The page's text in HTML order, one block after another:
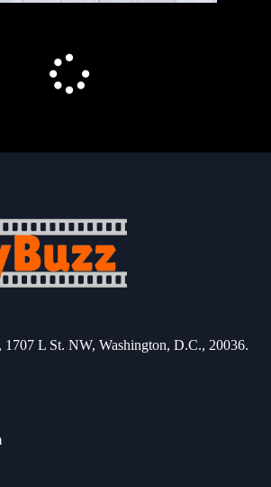
1707 L St. NW, Washington, D.C., 20036.